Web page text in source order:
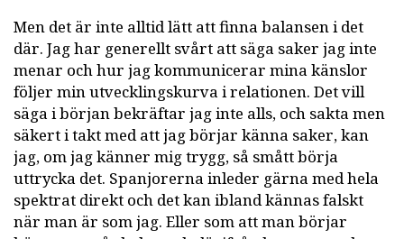
Men det är inte alltid lätt att finna balansen i det
där. Jag har generellt svårt att säga saker jag inte
menar och hur jag kommunicerar mina känslor
följer min utvecklingskurva i relationen. Det vill
säga i början bekräftar jag inte alls, och sakta men
säkert i takt med att jag börjar känna saker, kan
jag, om jag känner mig trygg, så smått börja
uttrycka det. Spanjorerna inleder gärna med hela
spektrat direkt och det kan ibland kännas falskt
när man är som jag. Eller som att man börjar